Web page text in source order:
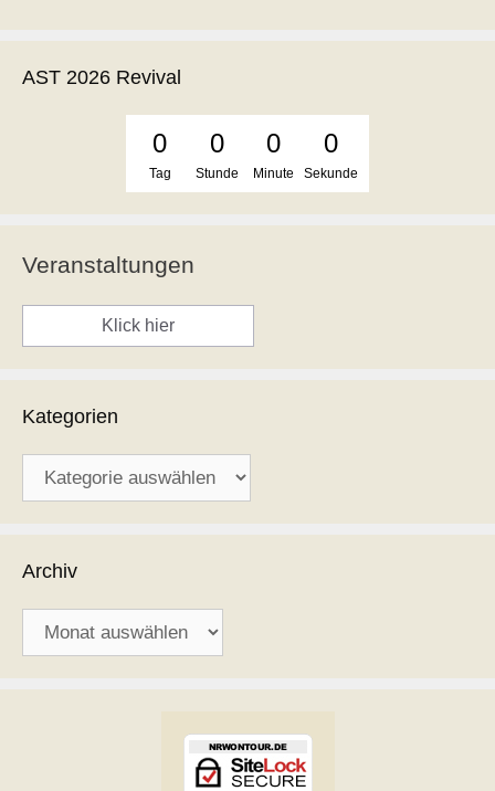
AST 2026 Revival
0
Tag
0
Stunde
0
Minute
0
Sekunde
Veranstaltungen
Klick hier
Kategorien
Archiv